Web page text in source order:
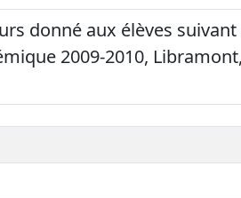
donné aux élèves suivant
2009-2010, Libramont,